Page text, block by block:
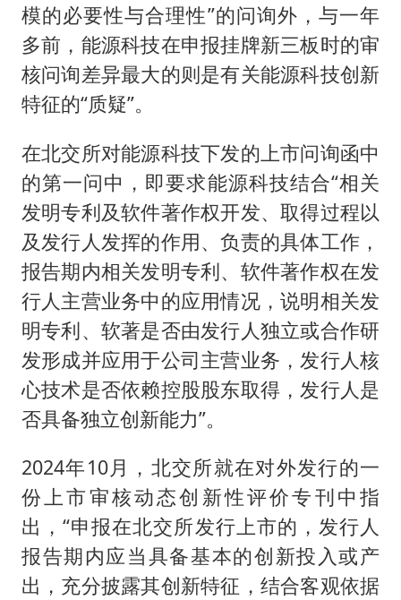
模的必要性与合理性”的问询外，与一年
多前，能源科技在申报挂牌新三板时的审
核问询差异最大的则是有关能源科技创新
特征的“质疑”。
在北交所对能源科技下发的上市问询函中
的第一问中，即要求能源科技结合“相关
发明专利及软件著作权开发、取得过程以
及发行人发挥的作用、负责的具体工作，
报告期内相关发明专利、软件著作权在发
行人主营业务中的应用情况，说明相关发
明专利、软著是否由发行人独立或合作研
发形成并应用于公司主营业务，发行人核
心技术是否依赖控股股东取得，发行人是
否具备独立创新能力”。
2024年10月，北交所就在对外发行的一
份上市审核动态创新性评价专刊中指
出，“申报在北交所发行上市的，发行人
报告期内应当具备基本的创新投入或产
出，充分披露其创新特征，结合客观依据